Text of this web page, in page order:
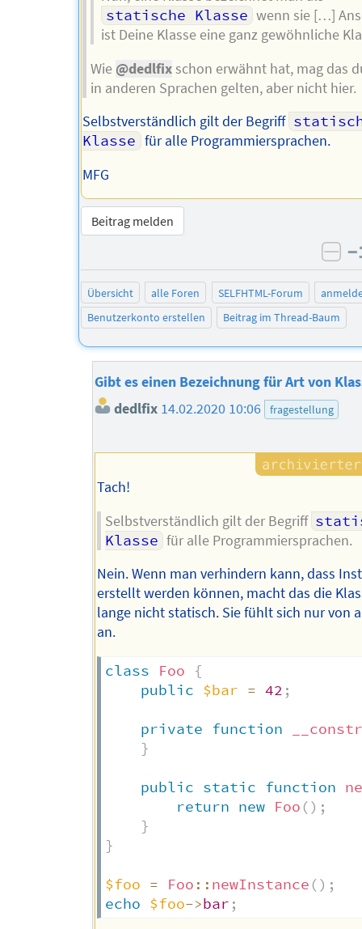
statische Klasse wenn sie […]
ist Deine Klasse eine ganz gewöhnliche
Wie @dedlfixschon erwähnt hat, mag das
in anderen Sprachen gelten, aber nicht hier.
Selbstverständlich gilt der Begriff
Klasse für alle Programmiersprachen.
MFG
Beitrag melden
Übersicht alle Foren SELFHTML-Forum
Benutzerkonto erstellen
Beitrag im Thread-Baum
Gibt es einen Bezeichnung für Art von
dedlfix 14.02.2020 10:06 fragestellung
Tach!
Selbstverständlich gilt der Begriff
Klasse für alle Programmiersprachen.
Nein. Wenn man verhindern kann, dass
erstellt werden können, macht das die
lange nicht statisch. Sie fühlt sich nur von
an.
class Foo
{
public $bar = 42 ;
private function
}
public static function
return new Foo () ;
}
}
$foo = Foo :: newInstance () ;
echo $foo->bar ;